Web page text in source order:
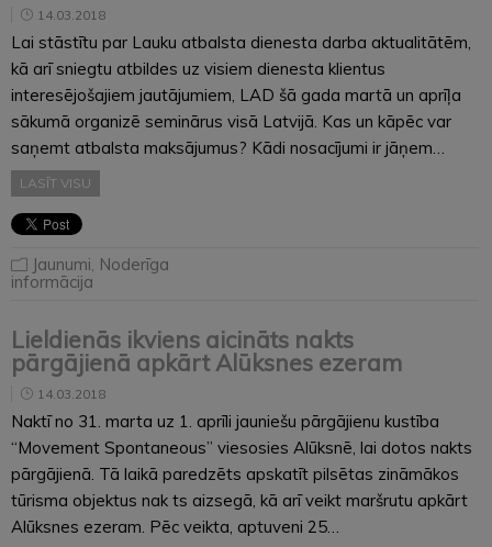
14.03.2018
Lai stāstītu par Lauku atbalsta dienesta darba aktualitātēm,
kā arī sniegtu atbildes uz visiem dienesta klientus
interesējošajiem jautājumiem, LAD šā gada martā un aprīļa
sākumā organizē seminārus visā Latvijā. Kas un kāpēc var
saņemt atbalsta maksājumus? Kādi nosacījumi ir jāņem…
LASĪT VISU
Jaunumi Noderīga
informācija
Lieldienās ikviens aicināts nakts
pārgājienā apkārt Alūksnes ezeram
14.03.2018
Naktī no 31. marta uz 1. aprīli jauniešu pārgājienu kustība
“‎Movement Spontaneous‎” viesosies Alūksnē, lai dotos nakts
pārgājienā. Tā laikā paredzēts apskatīt pilsētas zināmākos
tūrisma objektus nak ts aizsegā, kā arī veikt maršrutu apkārt
Alūksnes ezeram. Pēc veikta, aptuveni 25…